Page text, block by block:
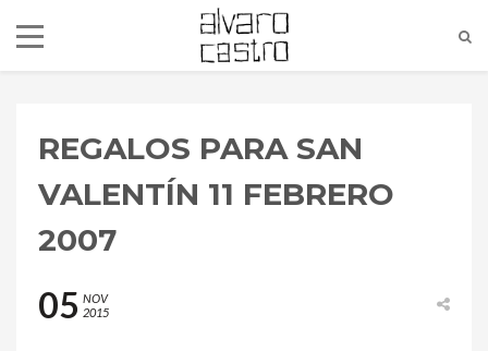
REGALOS PARA SAN
VALENTÍN 11 FEBRERO
2007
05 NOV
2015